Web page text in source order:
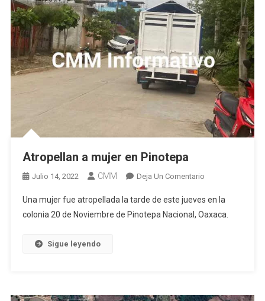
Atropellan a mujer en Pinotepa
Julio 14, 2022 CMM Deja Un ComentarioEn
A
Mujer
Una mujer fue atropellada la tarde de este jueves en la
colonia 20 de Noviembre de Pinotepa Nacional, Oaxaca.
Sigue leyendo